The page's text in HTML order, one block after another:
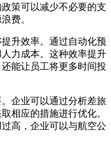
策可以减少不必要的支
费。
升效率。通过自动化预
力成本。这种效率提升
能让员工将更多时间投
企业可以通过分析差旅
相应的措施进行优化。
高，企业可以与航空公